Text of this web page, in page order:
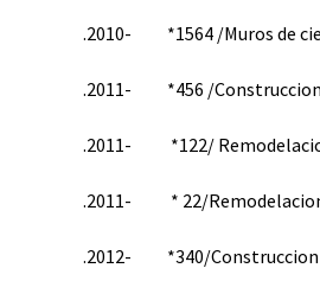
.2010- *1564 /Muros de
.2011- *456 /Construccion
.2011- *122/
.2011- * 22/Remodelacion
.2012- *340/Construccion